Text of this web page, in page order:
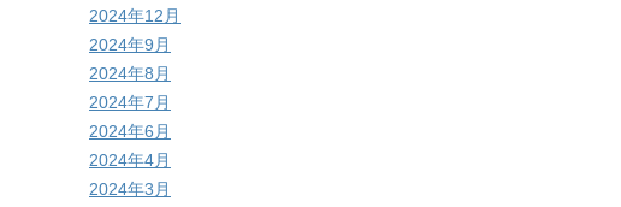
2024年12月
2024年9月
2024年8月
2024年7月
2024年6月
2024年4月
2024年3月